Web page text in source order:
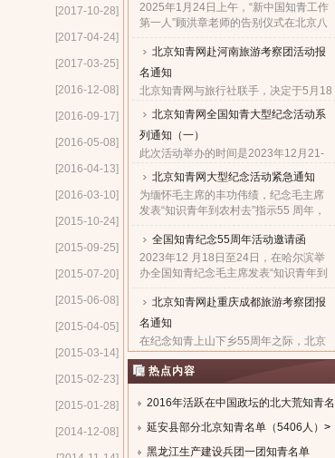
[2017-10-28]
[2017-04-24]
[2017-03-25]
[2016-12-08]
[2016-09-17]
[2016-05-08]
[2016-04-13]
[2016-03-10]
[2015-10-24]
[2015-09-25]
[2015-07-20]
[2015-06-08]
[2015-04-05]
[2015-03-14]
[2015-02-23]
[2015-01-28]
[2014-12-08]
2025年1月24日上午，“新中国知青工作
第一人”顾洪章老师的告别仪式在北京八
宝山革命公墓殡仪馆隆重举行。...
北京知青网赴河南旅游考察团活动报
名通知
北京知青网与旅行社联手，决定于5月18
日组织“赴河南旅游考察团”，热烈欢迎广
大知青朋友与亲朋好友们，都能一起来
参加这次极有意义的旅游考察活动。...
北京知青网全国知青大型纪念活动系
列通知（一）
此次活动举办的时间是2023年12月21-
28日。报名的截止日期是2023年12月5
日。因需提前订票，故望准备参加此次
活动的知青朋友一定要尽快抓紧时间报
名。...
北京知青网大型纪念活动紧急通知
为缅怀毛主席的丰功伟绩，纪念毛主席
发表“知识青年到农村去”指示55 周年，
北京知青网、北京知青文化研究会决定
于 2023年12 月21日至27日，在西安举
办隆重的知青纪念大型系......
全国知青纪念55周年活动邀请函
2023年12 月18日至24日，在哈尔滨举
办全国知青纪念毛主席发表“知识青年到
农村去”指示55周年暨毛主席诞辰130周
年大型系列活动，组委会热烈欢迎全国
知青及亲友们积极踊跃报......
北京知青网赴重庆成都旅游考察团报
名通知
在纪念知青上山下乡55周年之际，北京
知青网经与重庆成都知青组织商议决
定，在10月24日组织“赴重庆成都旅游考
察”活动。热烈欢迎知青朋友与所有亲朋
好友们一起来积极参加这......
热点内容
2016年活跃在中国政坛的北大荒知青名
单>
延安县部分北京知青名单（5406人） >
黑龙江生产建设兵团一团知青名单